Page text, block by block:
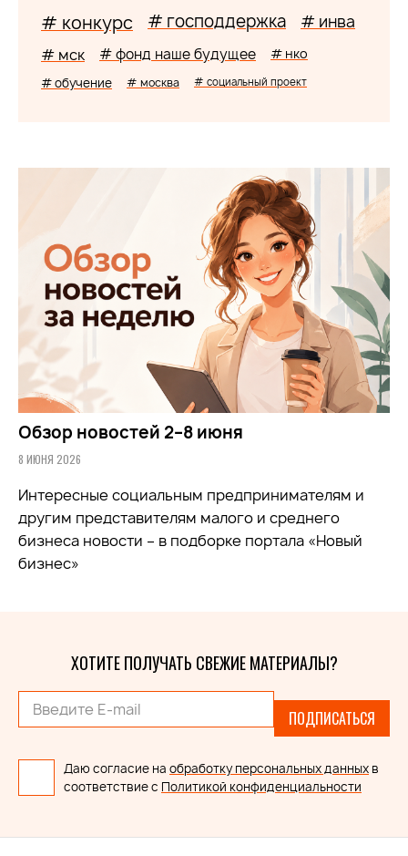
# конкурс # господдержка # инва
# мск # фонд наше будущее # нко
# обучение # москва # социальный проект
Обзор новостей 2–8 июня
8 ИЮНЯ 2026
Интересные социальным предпринимателям и
другим представителям малого и среднего
бизнеса новости – в подборке портала «Новый
бизнес»
ХОТИТЕ ПОЛУЧАТЬ СВЕЖИЕ МАТЕРИАЛЫ?
ПОДПИСАТЬСЯ
Даю согласие на обработку персональных данных в
соответствие с Политикой конфиденциальности